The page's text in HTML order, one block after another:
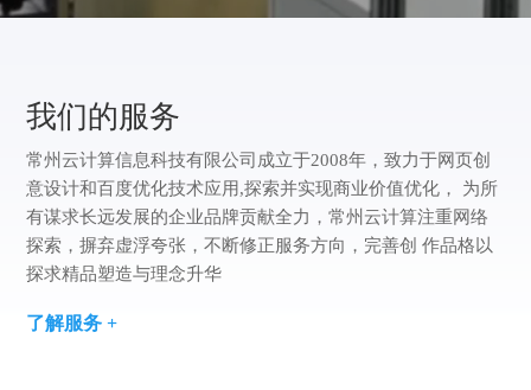
我们的服务
常州云计算信息科技有限公司成立于2008年，致力于网页创
意设计和百度优化技术应用,探索并实现商业价值优化， 为所
有谋求长远发展的企业品牌贡献全力，常州云计算注重网络
探索，摒弃虚浮夸张，不断修正服务方向，完善创 作品格以
探求精品塑造与理念升华
了解服务 +